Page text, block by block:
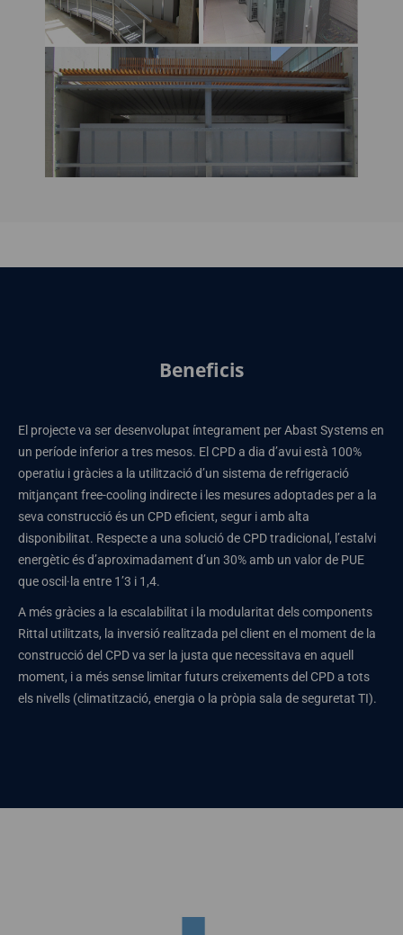
Beneficis
El projecte va ser desenvolupat íntegrament per Abast Systems en
un període inferior a tres mesos. El CPD a dia d’avui està 100%
operatiu i gràcies a la utilització d’un sistema de refrigeració
mitjançant free-cooling indirecte i les mesures adoptades per a la
seva construcció és un CPD eficient, segur i amb alta
disponibilitat. Respecte a una solució de CPD tradicional, l’estalvi
energètic és d’aproximadament d’un 30% amb un valor de PUE
que oscil·la entre 1’3 i 1,4.
A més gràcies a la escalabilitat i la modularitat dels components
Rittal utilitzats, la inversió realitzada pel client en el moment de la
construcció del CPD va ser la justa que necessitava en aquell
moment, i a més sense limitar futurs creixements del CPD a tots
els nivells (climatització, energia o la pròpia sala de seguretat TI).